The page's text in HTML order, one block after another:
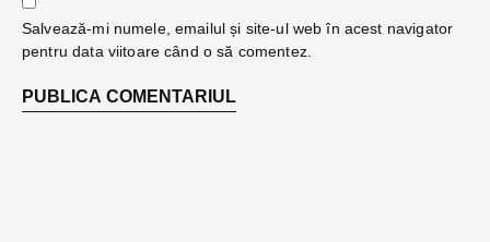
Salvează-mi numele, emailul și site-ul web în acest navigator
pentru data viitoare când o să comentez.